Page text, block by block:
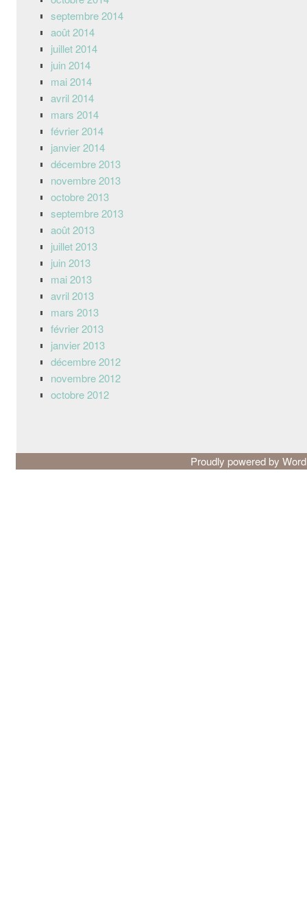
septembre 2014
août 2014
juillet 2014
juin 2014
mai 2014
avril 2014
mars 2014
février 2014
janvier 2014
décembre 2013
novembre 2013
octobre 2013
septembre 2013
août 2013
juillet 2013
juin 2013
mai 2013
avril 2013
mars 2013
février 2013
janvier 2013
décembre 2012
novembre 2012
octobre 2012
Proudly powered by